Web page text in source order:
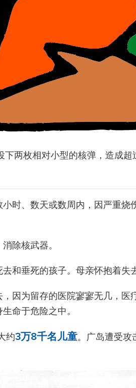
下两枚相对小型的核弹，造成
时、数天或数周内，因严重
除核武器。
和垂死的孩子。母亲怀抱着失
因为留存的医院寥寥无几，
命于危险之中。
约3万8千名儿童。广岛遭受